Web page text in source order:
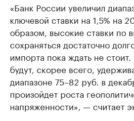
«Банк России увеличил
ключевой ставки на 1,5% на
образом, высокие ставки по
сохраняться достаточно
импорта пока ждать не
будут, скорее всего,
диапазоне 75–82 руб. в
произойдет роста
напряженности», — считает